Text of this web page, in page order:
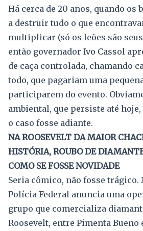
Há cerca de 20 anos, quando os
a destruir tudo o que
multiplicar (só os leões são
então governador Ivo Cassol
de caça controlada, chamando
todo, que pagariam uma
participarem do evento.
ambiental, que persiste até
o caso fosse adiante.
NA ROOSEVELT DA MAIOR
HISTÓRIA, ROUBO DE
COMO SE FOSSE NOVIDADE
Seria cômico, não fosse trágico.
Polícia Federal anuncia uma
grupo que comercializa
Roosevelt, entre Pimenta Bueno